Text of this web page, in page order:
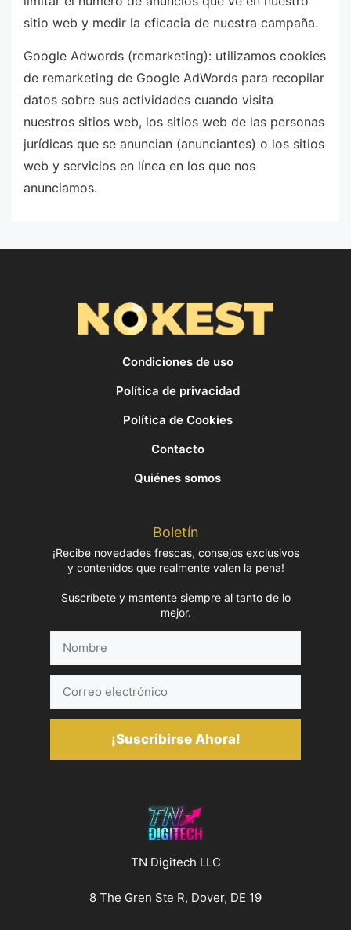
sitio web y medir la eficacia de nuestra campaña.
Google Adwords (remarketing): utilizamos cookies
de remarketing de Google AdWords para recopilar
datos sobre sus actividades cuando visita
nuestros sitios web, los sitios web de las personas
jurídicas que se anuncian (anunciantes) o los sitios
web y servicios en línea en los que nos
anunciamos.
Condiciones de uso
Política de privacidad
Política de Cookies
Contacto
Quiénes somos
Boletín
¡Recibe novedades frescas, consejos exclusivos
y contenidos que realmente valen la pena!
Suscríbete y mantente siempre al tanto de lo
mejor.
electrónico
¡Suscribirse Ahora!
TN Digitech LLC
8 The Gren Ste R, Dover, DE 19